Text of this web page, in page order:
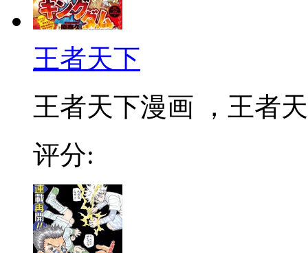
王者天下
王者天下漫画 ，王者
评分: